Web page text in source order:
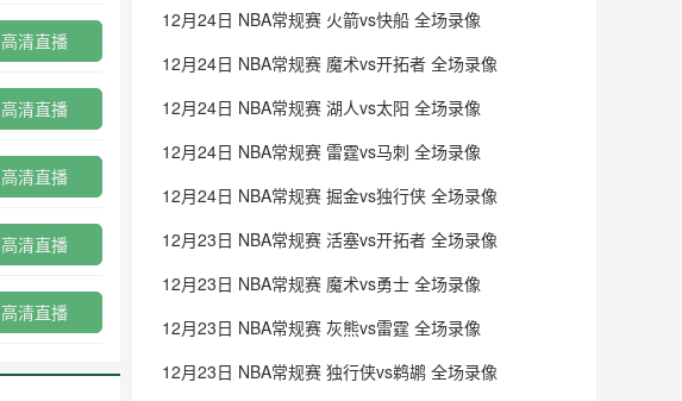
高清直播
高清直播
高清直播
高清直播
高清直播
12月24日 NBA常规赛 火箭vs快船 全场录像
12月24日 NBA常规赛 魔术vs开拓者 全场录像
12月24日 NBA常规赛 湖人vs太阳 全场录像
12月24日 NBA常规赛 雷霆vs马刺 全场录像
12月24日 NBA常规赛 掘金vs独行侠 全场录像
12月23日 NBA常规赛 活塞vs开拓者 全场录像
12月23日 NBA常规赛 魔术vs勇士 全场录像
12月23日 NBA常规赛 灰熊vs雷霆 全场录像
12月23日 NBA常规赛 独行侠vs鹈鹕 全场录像